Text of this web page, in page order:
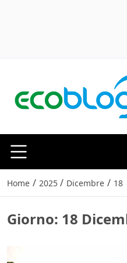
Home / 2025 / Dicembre / 18
Giorno: 18